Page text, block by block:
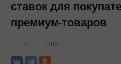
ставок для
премиум-товаров
0 3863